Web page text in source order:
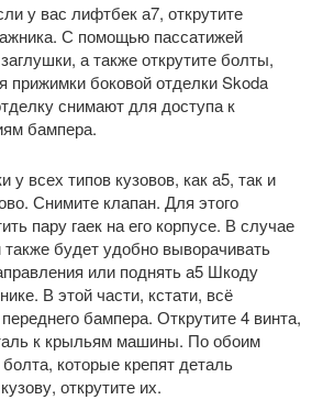
у вас лифтбек а7, открутите
С помощью пассатижей
а также открутите болты,
прижимки боковой отделки Skoda
снимают для доступа к
бампера.
у всех типов кузовов, как а5, так и
Снимите клапан. Для этого
пару гаек на его корпусе. В случае
будет удобно выворачивать
или поднять а5 Шкоду
В этой части, кстати, всё
бампера. Открутите 4 винта,
к крыльям машины. По обоим
которые крепят деталь
открутите их.